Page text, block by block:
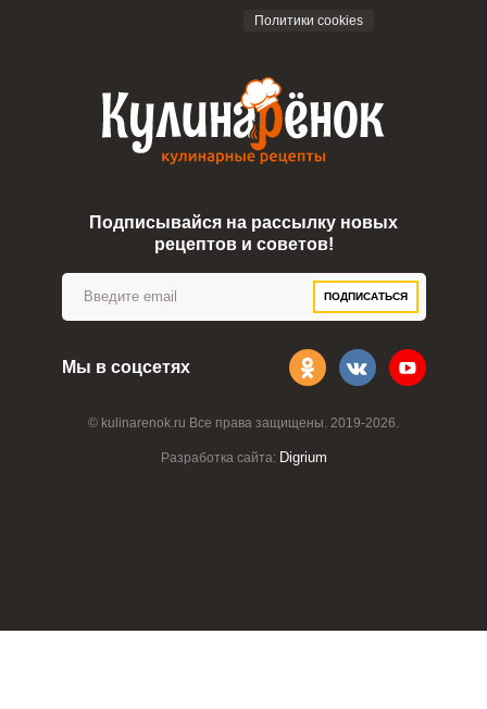
© kulinarenok.ru Все права защищены. 2019-2026.
Разработка сайта: Digrium
Политики cookies
Подписывайся на рассылку новых
рецептов и советов!
ПОДПИСАТЬСЯ
Мы в соцсетях